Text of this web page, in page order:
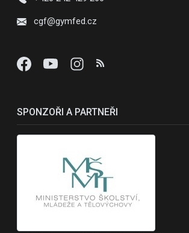
cgf@gymfed.cz
SPONZOŘI A PARTNEŘI